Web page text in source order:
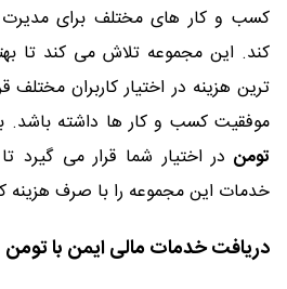
کسب و کار های مختلف برای
کند. این مجموعه تلاش می کند تا
ترین هزینه در اختیار کاربران
موفقیت کسب و کار ها داشته باشد.
تومن در اختیار شما قرار می گیرد
خدمات این مجموعه را با صرف هزینه
دریافت خدمات مالی ایمن با تومن